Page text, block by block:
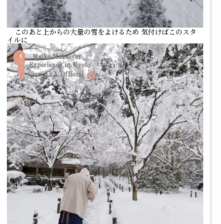
このあと上からの大量の雪をよけるため 気付けばこのスタ
イルに